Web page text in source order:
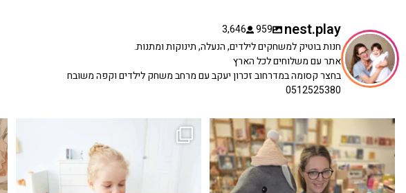
nest.play
959
3,646
חנות בוטיק למשחקים לילדים, הנעלה, תינוקות ומתנות.
אתר עם משלוחים לכל הארץ
בחצר קסומה במדרחוב זכרון יעקב עם מרחב משחק לילדים וקפה משובח
0512525380
7 0
כשפתחתי את החנות חלמתי ליצור מקום שהייתי
שמחה
39 16